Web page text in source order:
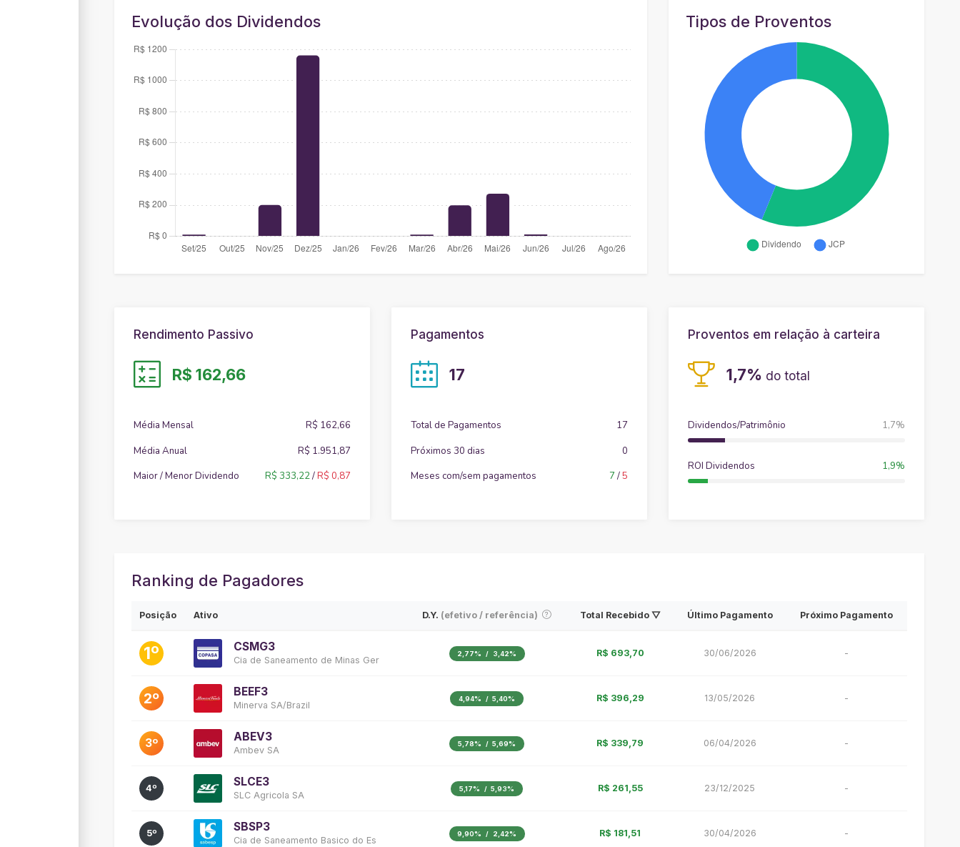
Evolução dos Dividendos Tipos de Proventos
Rendimento Passivo
R$ 162,66
Média Mensal
R$ 162,66
Média Anual
R$ 1.951,87
Maior / MenorDividendo R$ 333,22/R$ 0,87
Pagamentos
17
Total de Pagamentos
17
Próximos 30 dias
0
Meses com/sem pagamentos
7 /5
Proventos em relação à carteira
1,7% do total
Dividendos/Patrimônio 1,7%
ROI Dividendos 1,9%
Ranking de Pagadores
Posição Ativo D.Y. (efetivo / referência) Total Recebido ▽ Último Pagamento Próximo Pagamento
1º CSMG3
Cia de Saneamento de Minas Ger
2,77% / 3,42% R$ 693,70 30/06/2026 -
2º BEEF3
Minerva SA/Brazil
4,94% / 5,40% R$ 396,29 13/05/2026 -
3º ABEV3
Ambev SA
5,78% / 5,69% R$ 339,79 06/04/2026 -
4º SLCE3
SLC Agricola SA
5,17% / 5,93% R$ 261,55 23/12/2025 -
5º SBSP3
Cia de Saneamento Basico do Es
9,90% / 2,42% R$ 181,51 30/04/2026 -